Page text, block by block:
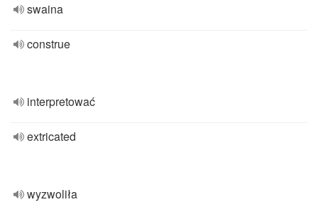
swaina
construe
interpretować
extricated
wyzwoliła